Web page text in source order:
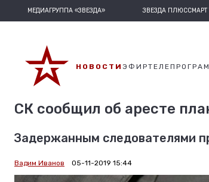
МЕДИАГРУППА «ЗВЕЗДА» ЗВЕЗДА ПЛЮССМАРТ
НОВОСТИ ЭФИР
СК сообщил об аресте
Задержанным следователями
Вадим Иванов 05-11-2019 15:44